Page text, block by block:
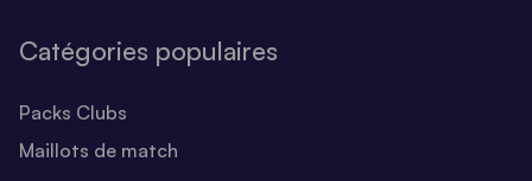
Catégories populaires
Packs Clubs
Maillots de match